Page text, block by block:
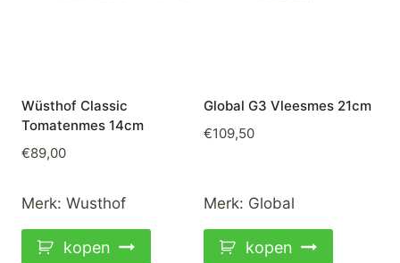
Wüsthof Classic
Tomatenmes 14cm
€89,00
Merk: Wusthof
kopen
Global G3 Vleesmes 21cm
€109,50
Merk: Global
kopen